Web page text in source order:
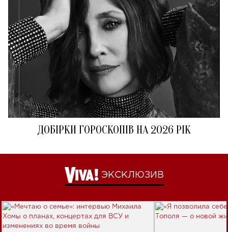
ДОБІРКИ ГОРОСКОПІВ НА 2026 РІК
ЭКСКЛЮЗИВ